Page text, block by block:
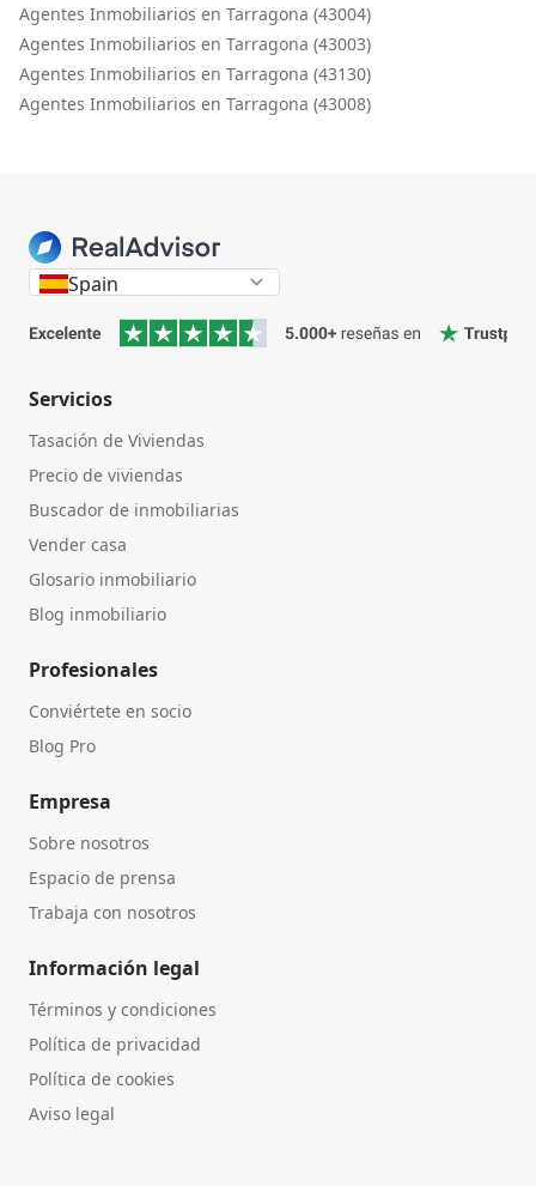
Agentes Inmobiliarios en Tarragona (43004)
Agentes Inmobiliarios en Tarragona (43003)
Agentes Inmobiliarios en Tarragona (43130)
Agentes Inmobiliarios en Tarragona (43008)
Spain
Servicios
Tasación de Viviendas
Precio de viviendas
Buscador de inmobiliarias
Vender casa
Glosario inmobiliario
Blog inmobiliario
Profesionales
Conviértete en socio
Blog Pro
Empresa
Sobre nosotros
Espacio de prensa
Trabaja con nosotros
Información legal
Términos y condiciones
Política de privacidad
Política de cookies
Aviso legal